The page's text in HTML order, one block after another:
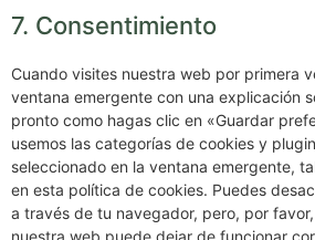
7. Consentimiento
Cuando visites nuestra web por primera
ventana emergente con una explicación
pronto como hagas clic en «Guardar
usemos las categorías de cookies y
seleccionado en la ventana emergente,
en esta política de cookies. Puedes
a través de tu navegador, pero, por